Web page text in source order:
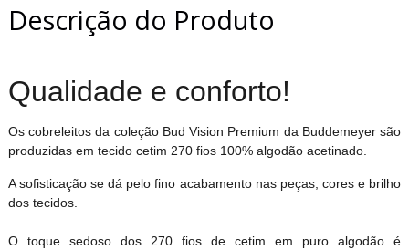
Descrição do Produto
Qualidade e conforto!
Os cobreleitos da coleção Bud Vision Premium da Buddemeyer são
produzidas em tecido cetim 270 fios 100% algodão acetinado.
A sofisticação se dá pelo fino acabamento nas peças, cores e brilho
dos tecidos.
O toque sedoso dos 270 fios de cetim em puro algodão é